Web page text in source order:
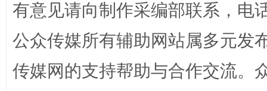
网上购药对药下症？
有意见请向制作采编部联系，电
公众传媒所有辅助网站属多元发
传媒网的支持帮助与合作交流。